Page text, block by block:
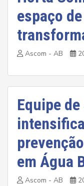
espaço
Ascom - AB
Equipe de
em Água
Ascom - AB